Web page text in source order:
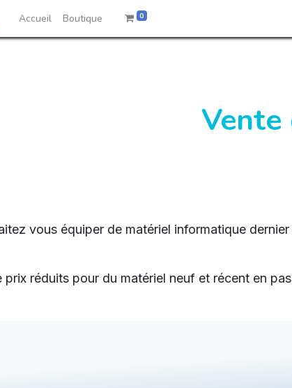
Accueil Boutique 0
vous équiper de matériel informatique
prix réduits pour du matériel neuf et récent en